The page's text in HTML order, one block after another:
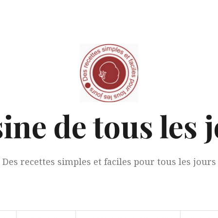
de tous les
Des recettes simples et faciles pour tous les jours